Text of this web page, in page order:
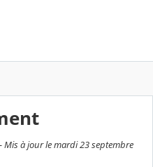
Mis à jour le mardi 23 septembre